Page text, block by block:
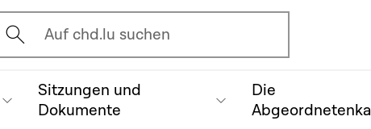
Ouvrir l'écran de recherche
Auf chd.lu suchen
Sitzungen und
Dokumente
Die